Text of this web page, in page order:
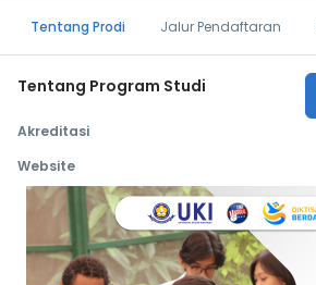
Tentang Prodi Jalur Pendaftaran
Tentang Program Studi
Akreditasi
Website